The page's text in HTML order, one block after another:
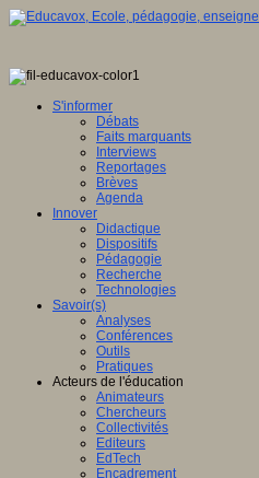
S'informer
Débats
Faits marquants
Interviews
Reportages
Brèves
Agenda
Innover
Didactique
Dispositifs
Pédagogie
Recherche
Technologies
Savoir(s)
Analyses
Conférences
Outils
Pratiques
Acteurs de l'éducation
Animateurs
Chercheurs
Collectivités
Editeurs
EdTech
Encadrement